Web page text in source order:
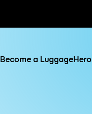
Become a LuggageHero